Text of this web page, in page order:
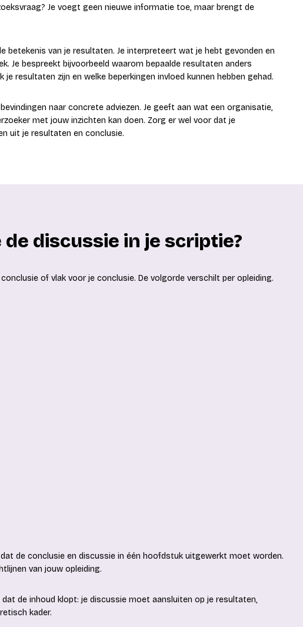
Je voegt geen nieuwe informatie toe, maar brengt de
betekenis van je resultaten. Je interpreteert wat je hebt gevonden en
Je bespreekt bijvoorbeeld waarom bepaalde resultaten anders
resultaten zijn en welke beperkingen invloed kunnen hebben gehad.
naar concrete adviezen. Je geeft aan wat een organisatie,
met jouw inzichten kan doen. Zorg er wel voor dat je
uit je resultaten en conclusie.
discussie in je scriptie?
of vlak voor je conclusie. De volgorde verschilt per opleiding.
de conclusie en discussie in één hoofdstuk uitgewerkt moet worden.
van jouw opleiding.
de inhoud klopt: je discussie moet aansluiten op je resultaten,
kader.